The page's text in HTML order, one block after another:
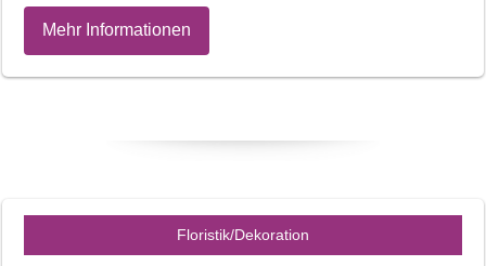
Mehr Informationen
Floristik/Dekoration